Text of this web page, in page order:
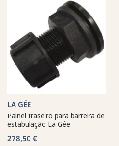
LA GÉE
Painel traseiro para barreira de
estabulação La Gée
278,50 €